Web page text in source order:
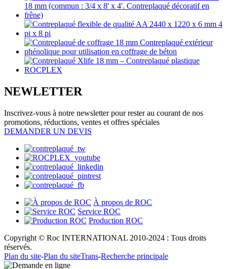
NEWLETTER
Inscrivez-vous à notre newsletter pour rester au courant de nos
promotions, réductions, ventes et offres spéciales
DEMANDER UN DEVIS
À propos de ROC
Service ROC
Production ROC
Copyright © Roc INTERNATIONAL 2010-2024 : Tous droits
réservés.
Plan du site-Plan du siteTrans-Recherche principale